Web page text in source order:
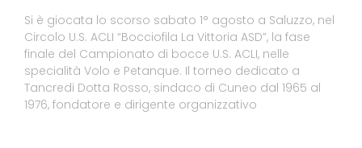
Si è giocata lo scorso sabato 1° agosto a Saluzzo, nel
Circolo U.S. ACLI “Bocciofila La Vittoria ASD”, la fase
finale del Campionato di bocce U.S. ACLI, nelle
specialità Volo e Petanque. Il torneo dedicato a
Tancredi Dotta Rosso, sindaco di Cuneo dal 1965 al
1976, fondatore e dirigente organizzativo